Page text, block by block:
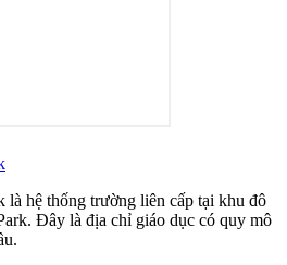
là hệ thống trường liên cấp tại khu đô
Đây là địa chỉ giáo dục có quy mô